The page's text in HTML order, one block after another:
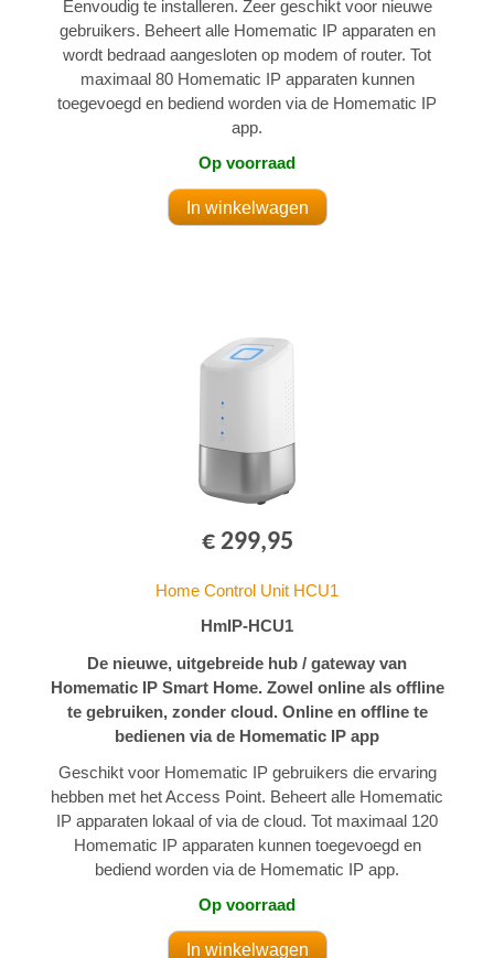
Eenvoudig te installeren. Zeer geschikt voor nieuwe
gebruikers. Beheert alle Homematic IP apparaten en
wordt bedraad aangesloten op modem of router. Tot
maximaal 80 Homematic IP apparaten kunnen
toegevoegd en bediend worden via de Homematic IP
app.
Op voorraad
€ 299,95
Home Control Unit HCU1
HmIP-HCU1
De nieuwe, uitgebreide hub / gateway van
Homematic IP Smart Home. Zowel online als offline
te gebruiken, zonder cloud. Online en offline te
bedienen via de Homematic IP app
Geschikt voor Homematic IP gebruikers die ervaring
hebben met het Access Point. Beheert alle Homematic
IP apparaten lokaal of via de cloud. Tot maximaal 120
Homematic IP apparaten kunnen toegevoegd en
bediend worden via de Homematic IP app.
Op voorraad